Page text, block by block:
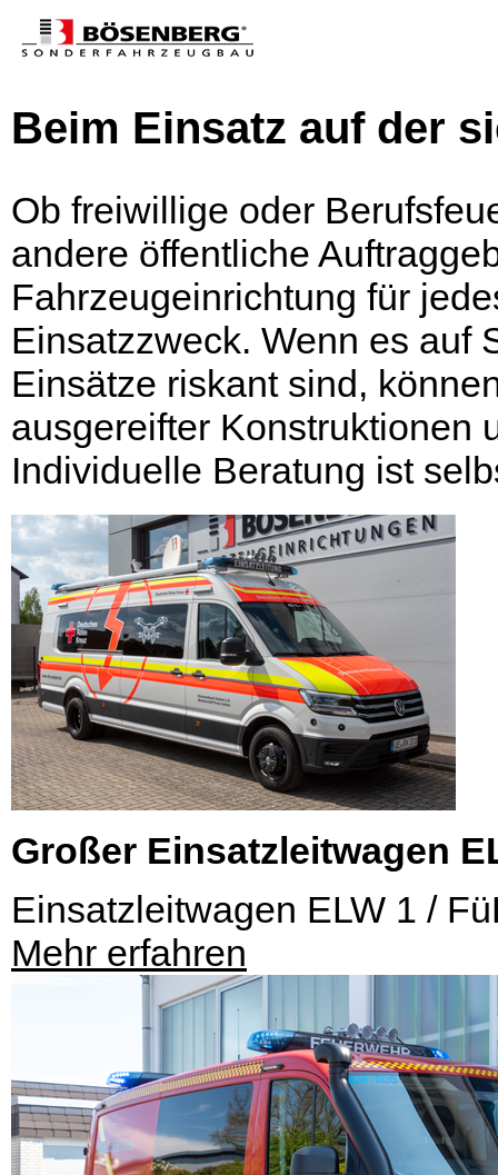
Beim Einsatz auf der
Ob freiwillige oder
andere öffentliche
Fahrzeugeinrichtung für
Einsatzzweck. Wenn es auf
Einsätze riskant sind,
ausgereifter Konstruktionen
Individuelle Beratung ist
Großer Einsatzleitwagen
Einsatzleitwagen ELW 1 /
Mehr erfahren